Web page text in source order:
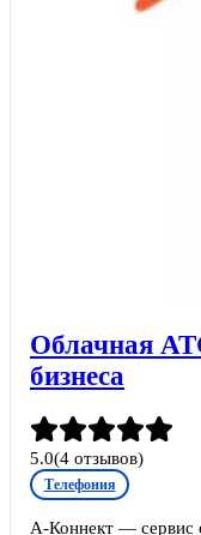
Облачная
бизнеса
5.0(4 отзывов)
Телефония
А-Коннект — сервис